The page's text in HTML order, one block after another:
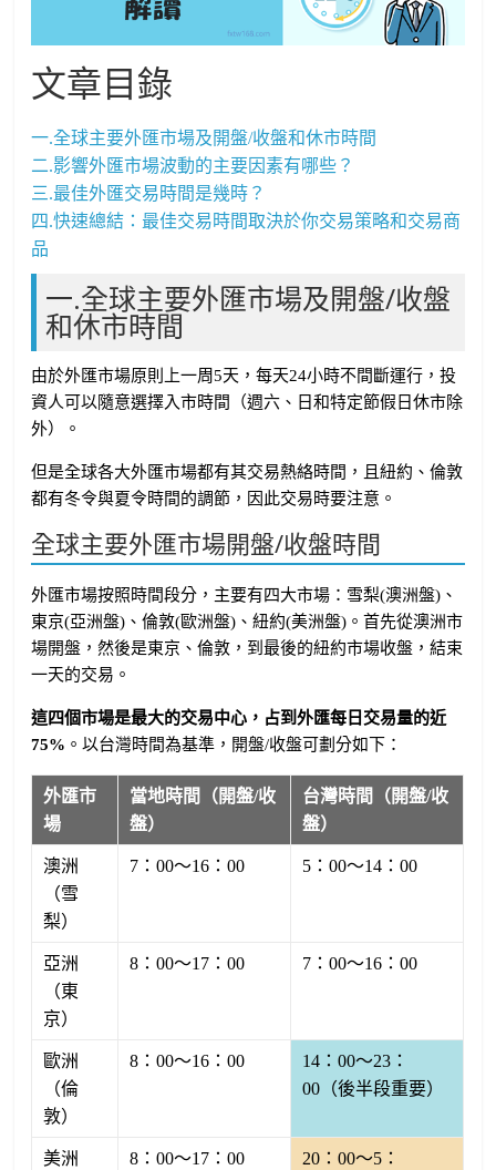
文章目錄
一.全球主要外匯市場及開盤/收盤和休市時間
二.影響外匯市場波動的主要因素有哪些？
三.最佳外匯交易時間是幾時？
四.快速總結：最佳交易時間取決於你交易策略和交易商
品
一.全球主要外匯市場及開盤/收盤
和休市時間
由於外匯市場原則上一周5天，每天24小時不間斷運行，投
資人可以隨意選擇入市時間（週六、日和特定節假日休市除
外）。
但是全球各大外匯市場都有其交易熱絡時間，且紐約、倫敦
都有冬令與夏令時間的調節，因此交易時要注意。
全球主要外匯市場開盤/收盤時間
外匯市場按照時間段分，主要有四大市場：雪梨(澳洲盤)、
東京(亞洲盤)、倫敦(歐洲盤)、紐約(美洲盤)。首先從澳洲市
場開盤，然後是東京、倫敦，到最後的紐約市場收盤，結束
一天的交易。
這四個市場是最大的交易中心，占到外匯每日交易量的近
75% 。以台灣時間為基準，開盤/收盤可劃分如下：
外匯市
場
當地時間（開盤/收
盤）
台灣時間（開盤/收
盤）
澳洲
（雪
梨）
7：00～16：00 5：00～14：00
亞洲
（東
京）
8：00～17：00 7：00～16：00
歐洲
（倫
敦）
8：00～16：00
14：00～23：
00（後半段重要）
美洲
8：00～17：00
20：00～5：